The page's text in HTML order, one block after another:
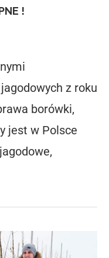
!
z roku
borówki,
jest w Polsce